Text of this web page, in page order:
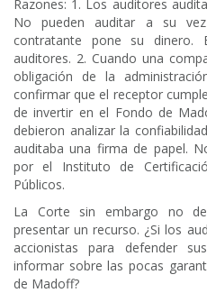
Razones: 1. Los auditores
No pueden auditar a su
contratante pone su
auditores. 2. Cuando una
obligación de la
confirmar que el receptor
de invertir en el Fondo de
debieron analizar la
auditaba una firma de papel.
por el Instituto de
Públicos.
La Corte sin embargo no
presentar un recurso. ¿Si los
accionistas para defender
informar sobre las pocas
de Madoff?